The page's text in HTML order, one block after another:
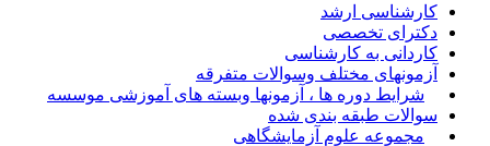
کارشناسی ارشد
دکترای تخصصی
کاردانی به کارشناسی
آزمونهای مختلف وسوالات متفرقه
شرایط دوره ها ، آزمونها وبسته های آموزشی موسسه
سوالات طبقه بندی شده
مجموعه علوم آزمایشگاهی